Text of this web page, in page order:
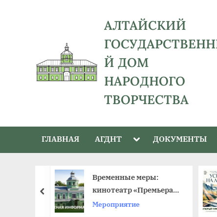
АЛТАЙСКИЙ
Й ДОМ
НАРОДНОГО
ТВОРЧЕСТВА
656043,
Алтайский
край,
Барнаул,
Ползунова,
ГЛАВНАЯ АГДНТ Toggle
menu
ДОКУМЕНТЫ
Временные меры:
кинотеатр «Премьера»
приостанавливает
Мероприятие
пред